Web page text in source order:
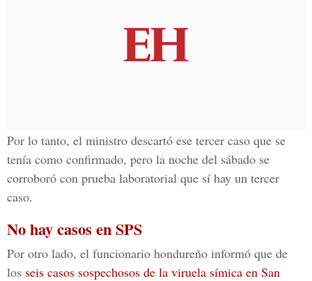
Por lo tanto, el ministro descartó ese tercer caso que se
tenía como confirmado, pero la noche del sábado se
corroboró con prueba laboratorial que sí hay un tercer
caso.
No hay casos en SPS
Por otro lado, el funcionario hondureño informó que de
los seis casos sospechosos de la viruela símica en San